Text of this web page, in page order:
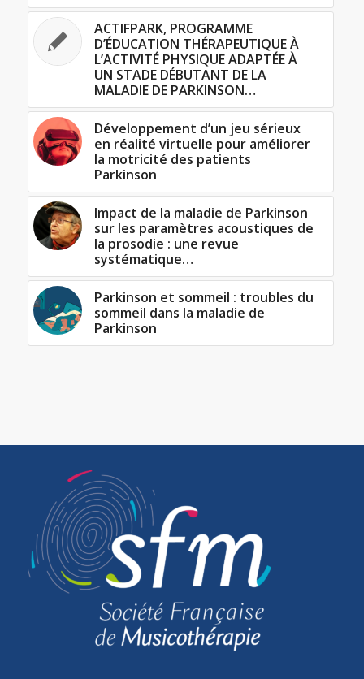
ACTIFPARK, PROGRAMME
D’ÉDUCATION THÉRAPEUTIQUE À
L’ACTIVITÉ PHYSIQUE ADAPTÉE À
UN STADE DÉBUTANT DE LA
MALADIE DE PARKINSON…
Développement d’un jeu sérieux
en réalité virtuelle pour améliorer
la motricité des patients
Parkinson
Impact de la maladie de Parkinson
sur les paramètres acoustiques de
la prosodie : une revue
systématique…
Parkinson et sommeil : troubles du
sommeil dans la maladie de
Parkinson